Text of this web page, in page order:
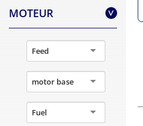
MOTEUR >
Feed
motor base
Fuel